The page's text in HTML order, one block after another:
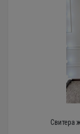
Свитера